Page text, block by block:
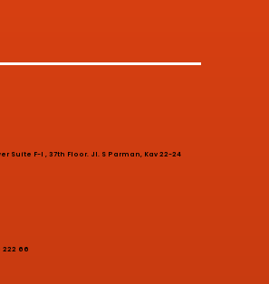
Suite F-I , 37th Floor. Jl. S Parman, Kav 22-24
222 66